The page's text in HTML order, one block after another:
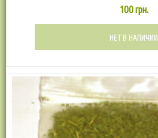
100грн.
НЕТ В НАЛИЧИИ